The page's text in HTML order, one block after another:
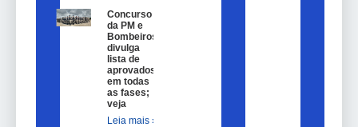
Concurso
da PM e
Bombeiros
divulga
lista de
aprovados
em todas
as fases;
veja
Leia mais »